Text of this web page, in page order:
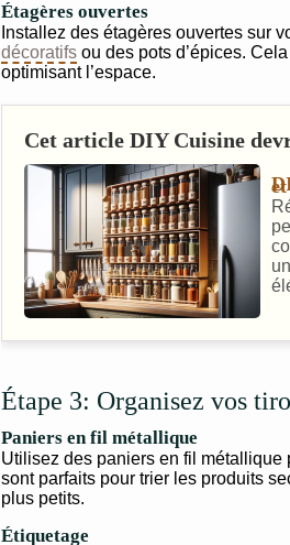
Étagères ouvertes
Installez des étagères ouvertes sur
décoratifs ou des pots d’épices.
optimisant l’espace.
Cet article DIY Cuisine
DIY :
Étape 3: Organisez vos
Paniers en fil métallique
Utilisez des paniers en fil
sont parfaits pour trier les produits
plus petits.
Étiquetage